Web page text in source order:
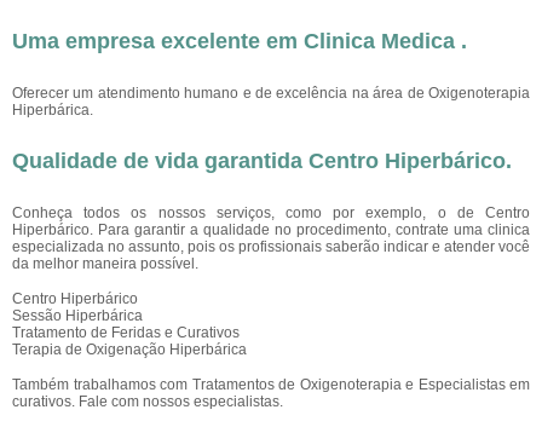
Uma empresa excelente em Clinica Medica .
Oferecer um atendimento humano e de excelência na área de Oxigenoterapia
Hiperbárica.
Qualidade de vida garantida Centro Hiperbárico.
Conheça todos os nossos serviços, como por exemplo, o de Centro
Hiperbárico. Para garantir a qualidade no procedimento, contrate uma clinica
especializada no assunto, pois os profissionais saberão indicar e atender você
da melhor maneira possível.
Centro Hiperbárico
Sessão Hiperbárica
Tratamento de Feridas e Curativos
Terapia de Oxigenação Hiperbárica
Também trabalhamos com Tratamentos de Oxigenoterapia e Especialistas em
curativos. Fale com nossos especialistas.